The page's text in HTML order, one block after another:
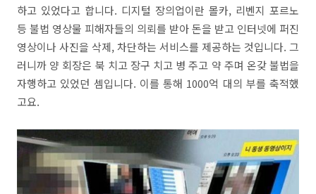
하고 있었다고 합니다. 디지털 장의업이란 몰카, 리벤지 포르노
등 불법 영상물 피해자들의 의뢰를 받아 돈을 받고 인터넷에 퍼진
영상이나 사진을 삭제, 차단하는 서비스를 제공하는 것입니다. 그
러니까 양 회장은 북 치고 장구 치고 병 주고 약 주며 온갖 불법을
자행하고 있었던 셈입니다. 이를 통해 1000억 대의 부를 축적했
고요.